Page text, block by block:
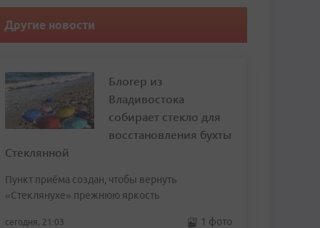
Другие новости
Блогер из
Владивостока
собирает стекло для
восстановления бухты
Стеклянной
Пункт приёма создан, чтобы вернуть
«Стеклянухе» прежнюю яркость
сегодня, 21:03 1 фото